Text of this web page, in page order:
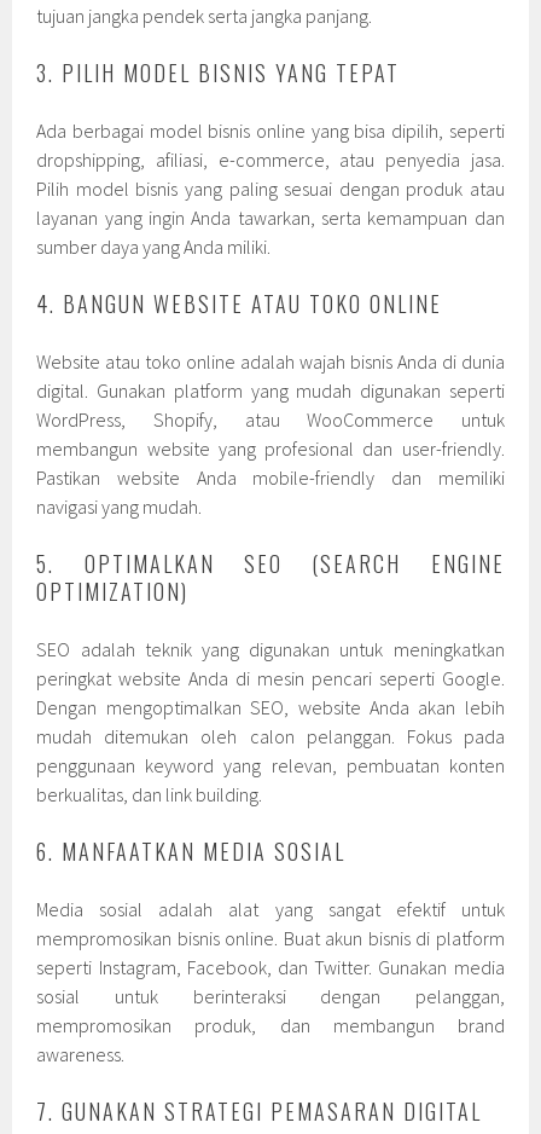
tujuan jangka pendek serta jangka panjang.
3. PILIH MODEL BISNIS YANG TEPAT
Ada berbagai model bisnis online yang bisa dipilih, seperti
dropshipping, afiliasi, e-commerce, atau penyedia jasa.
Pilih model bisnis yang paling sesuai dengan produk atau
layanan yang ingin Anda tawarkan, serta kemampuan dan
sumber daya yang Anda miliki.
4. BANGUN WEBSITE ATAU TOKO ONLINE
Website atau toko online adalah wajah bisnis Anda di dunia
digital. Gunakan platform yang mudah digunakan seperti
WordPress, Shopify, atau WooCommerce untuk
membangun website yang profesional dan user-friendly.
Pastikan website Anda mobile-friendly dan memiliki
navigasi yang mudah.
5. OPTIMALKAN SEO (SEARCH ENGINE
OPTIMIZATION)
SEO adalah teknik yang digunakan untuk meningkatkan
peringkat website Anda di mesin pencari seperti Google.
Dengan mengoptimalkan SEO, website Anda akan lebih
mudah ditemukan oleh calon pelanggan. Fokus pada
penggunaan keyword yang relevan, pembuatan konten
berkualitas, dan link building.
6. MANFAATKAN MEDIA SOSIAL
Media sosial adalah alat yang sangat efektif untuk
mempromosikan bisnis online. Buat akun bisnis di platform
seperti Instagram, Facebook, dan Twitter. Gunakan media
sosial untuk berinteraksi dengan pelanggan,
mempromosikan produk, dan membangun brand
awareness.
7. GUNAKAN STRATEGI PEMASARAN DIGITAL